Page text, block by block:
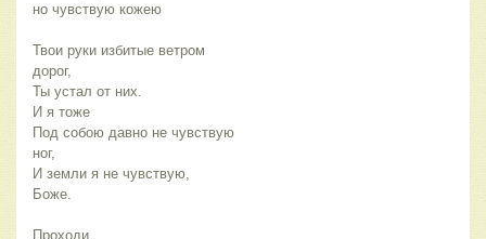
но чувствую кожею
Твои руки избитые ветром
дорог,
Ты устал от них.
И я тоже
Под собою давно не чувствую
ног,
И земли я не чувствую,
Боже.
Проходи,